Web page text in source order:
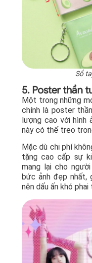
Sổ
5. Poster thần
Một trong những
chính là poster
lượng cao với hình
này có thể treo
Mặc dù chi phí
tặng cao cấp sự
mang lại cho
bức ảnh đẹp nhất,
nên dấu ấn khó